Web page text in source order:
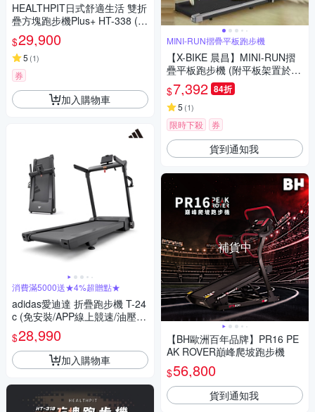
HEALTHPIT日式舒適生活 雙折
疊方塊跑步機Plus+ HT-338 (健
走機/智跑機/慢跑機)
$29,900
5 (1)
券
加入購物車
消費滿5000送★4%超贈點★
adidas愛迪達 折疊跑步機 T-24
c (免安裝/APP線上競速/油壓折
疊/坡度揚升)
$28,990
加入購物車
MINI-RUN摺疊平板跑步機
【X-BIKE 晨昌】MINI-RUN摺
疊平板跑步機 (附平板架置於扶
手上/橫向減震/跑帶EVA緩衝)
$7,392 84折
5 (1)
限時下殺 券
貨到通知我
補貨中
【BH歐洲百年品牌】PR16 PE
AK ROVER巔峰爬坡跑步機
$56,800
貨到通知我